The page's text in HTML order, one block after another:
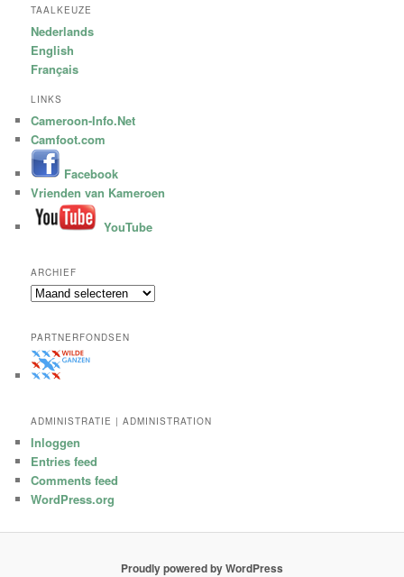
TAALKEUZE
Nederlands
English
Français
LINKS
Cameroon-Info.Net
Camfoot.com
Facebook
Vrienden van Kameroen
YouTube
ARCHIEF
A
h
i
e
PARTNERFONDSEN
ADMINISTRATIE | ADMINISTRATION
Inloggen
Entries feed
Comments feed
WordPress.org
Proudly powered by WordPress